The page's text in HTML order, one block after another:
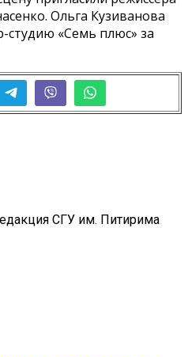
Ольга Кузиванова
студию «Семь плюс» за
СГУ им. Питирима